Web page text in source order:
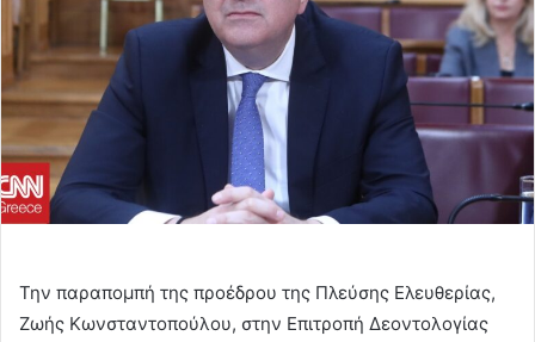
Την παραπομπή της προέδρου της Πλεύσης Ελευθερίας,
Ζωής Κωνσταντοπούλου, στην Επιτροπή Δεοντολογίας